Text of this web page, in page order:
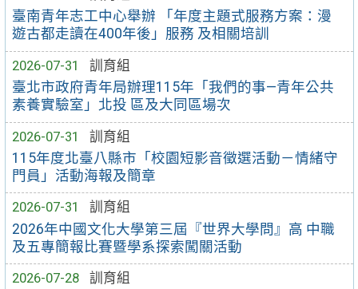
臺南青年志工中心舉辦 「年度主題式服務方案：漫
遊古都走讀在400年後」服務 及相關培訓
2026-07-31
訓育組
臺北市政府青年局辦理115年「我們的事—青年公共
素養實驗室」北投 區及大同區場次
2026-07-31
訓育組
115年度北臺八縣市「校園短影音徵選活動－情緒守
門員」活動海報及簡章
2026-07-31
訓育組
2026年中國文化大學第三屆『世界大學問』高 中職
及五專簡報比賽暨學系探索闖關活動
2026-07-28
訓育組